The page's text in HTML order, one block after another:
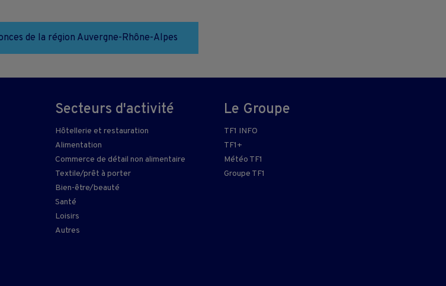
de la région Auvergne-Rhône-Alpes
Secteurs d'activité
Hôtellerie et restauration
Alimentation
Commerce de détail non alimentaire
Textile/prêt à porter
Bien-être/beauté
Santé
Loisirs
Autres
Le Groupe
TF1 INFO
TF1+
Météo TF1
Groupe TF1